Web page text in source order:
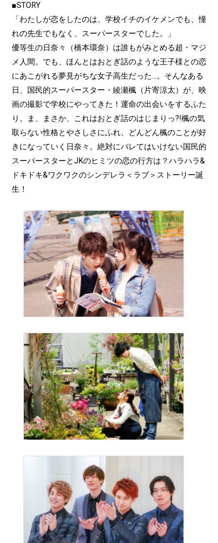
■STORY
「わたしが恋をしたのは、学校イチのイケメンでも、憧
れの先生でもなく、スーパースターでした。」
優等生の日奈々（橋本環奈）は誰もがみとめる超・マジ
メ人間。でも、ほんとはおとぎ話のような王子様との恋
にあこがれる夢見がちな女子高生だった…。そんなある
日、国民的スーパースター・綾瀬楓（片寄涼太）が、映
画の撮影で学校にやってきた！運命の出会いをするふた
り。ま、まさか、これはおとぎ話のはじまりっ?!楓の気
取らない性格とやさしさにふれ、どんどん楓のことが好
きになっていく日奈々。絶対にバレてはいけない国民的
スーパースターとJKのヒミツの恋の行方は？ハラハラ&
ドキドキ&ワクワクのシンデレラ＜ラブ＞ストーリー誕
生！